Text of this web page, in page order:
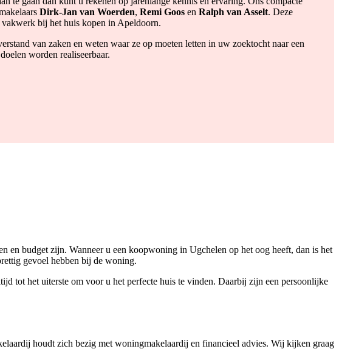
Dirk-Jan van Woerden, Remi Goos en Ralph van Asselt. Deze
bij het huis kopen in Apeldoorn.
van zaken en weten waar ze op moeten letten in uw zoektocht naar een
worden realiseerbaar.
en budget zijn. Wanneer u een koopwoning in Ugchelen op het oog heeft, dan is het
gevoel hebben bij de woning.
tot het uiterste om voor u het perfecte huis te vinden. Daarbij zijn een persoonlijke
houdt zich bezig met woningmakelaardij en financieel advies. Wij kijken graag